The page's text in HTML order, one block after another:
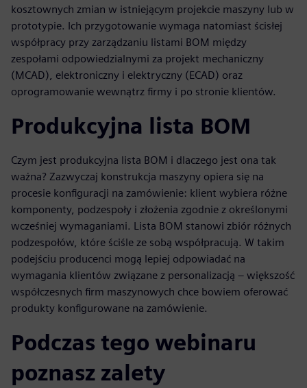
kosztownych zmian w istniejącym projekcie maszyny lub w
prototypie. Ich przygotowanie wymaga natomiast ścisłej
współpracy przy zarządzaniu listami BOM między
zespołami odpowiedzialnymi za projekt mechaniczny
(MCAD), elektroniczny i elektryczny (ECAD) oraz
oprogramowanie wewnątrz firmy i po stronie klientów.
Produkcyjna lista BOM
Czym jest produkcyjna lista BOM i dlaczego jest ona tak
ważna? Zazwyczaj konstrukcja maszyny opiera się na
procesie konfiguracji na zamówienie: klient wybiera różne
komponenty, podzespoły i złożenia zgodnie z określonymi
wcześniej wymaganiami. Lista BOM stanowi zbiór różnych
podzespołów, które ściśle ze sobą współpracują. W takim
podejściu producenci mogą lepiej odpowiadać na
wymagania klientów związane z personalizacją – większość
współczesnych firm maszynowych chce bowiem oferować
produkty konfigurowane na zamówienie.
Podczas tego webinaru
poznasz zalety